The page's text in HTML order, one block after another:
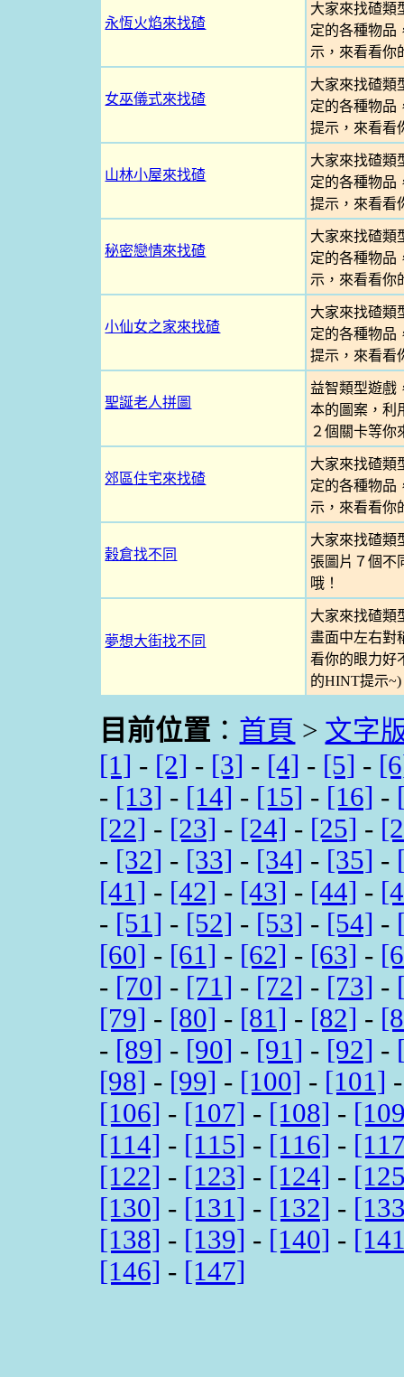
永恆火焰來找碴
大家來找碴類
定的各種物品
示，來看看你
女巫儀式來找碴
大家來找碴類
定的各種物品
提示，來看看
山林小屋來找碴
大家來找碴類
定的各種物品
提示，來看看
秘密戀情來找碴
大家來找碴類
定的各種物品
示，來看看你
小仙女之家來找碴
大家來找碴類
定的各種物品
提示，來看看
聖誕老人拼圖
益智類型遊戲
本的圖案，利
２個關卡等你
郊區住宅來找碴
大家來找碴類
定的各種物品
示，來看看你
榖倉找不同
大家來找碴類
張圖片７個不
哦！
夢想大街找不同
大家來找碴類
畫面中左右對
看你的眼力好
的HINT提示~)
目前位置 ： 首頁 > 文字
[1] - [2] - [3] - [4] - [5] -
- [13] - [14] - [15] - [16] -
[22] - [23] - [24] - [25] -
- [32] - [33] - [34] - [35] -
[41] - [42] - [43] - [44] -
- [51] - [52] - [53] - [54] -
[60] - [61] - [62] - [63] -
- [70] - [71] - [72] - [73] -
[79] - [80] - [81] - [82] -
- [89] - [90] - [91] - [92] -
[98] - [99] - [100] - [101]
[106] - [107] - [108] -
[114] - [115] - [116] -
[122] - [123] - [124] -
[130] - [131] - [132] -
[138] - [139] - [140] -
[146] - [147]